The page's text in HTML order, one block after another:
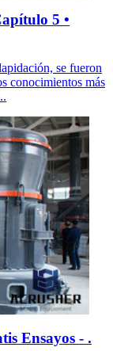
5 •
se fueron
conocimientos más
Ensayos - .